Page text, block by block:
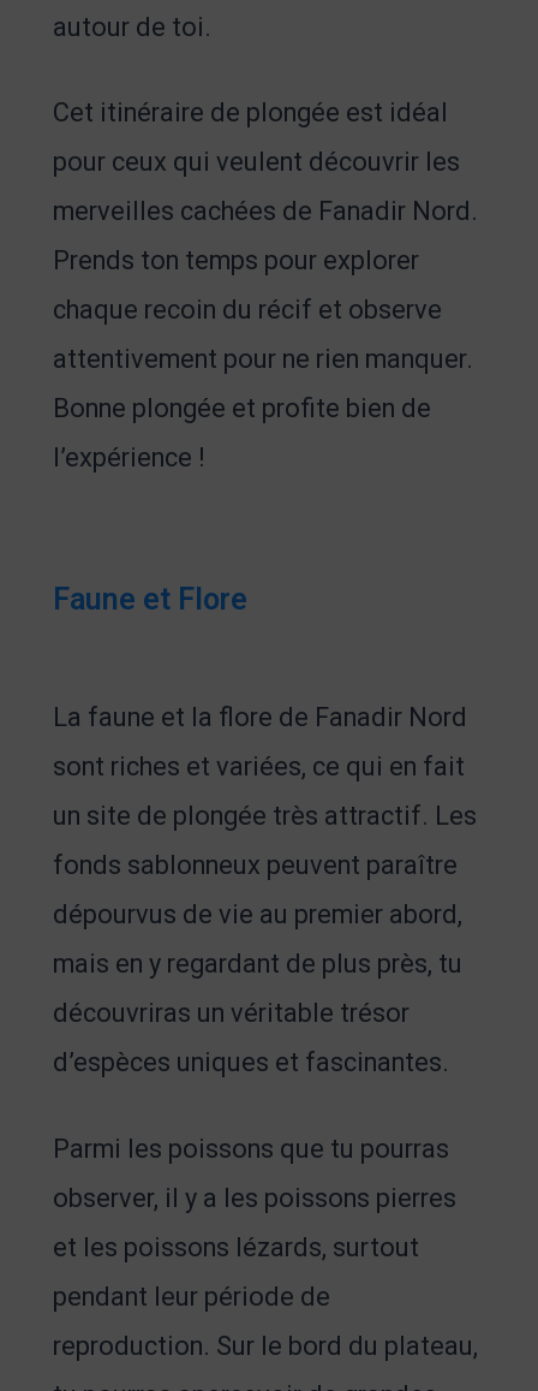
autour de toi.
Cet itinéraire de plongée est idéal
pour ceux qui veulent découvrir les
merveilles cachées de Fanadir Nord.
Prends ton temps pour explorer
chaque recoin du récif et observe
attentivement pour ne rien manquer.
Bonne plongée et profite bien de
l’expérience !
Faune et Flore
La faune et la flore de Fanadir Nord
sont riches et variées, ce qui en fait
un site de plongée très attractif. Les
fonds sablonneux peuvent paraître
dépourvus de vie au premier abord,
mais en y regardant de plus près, tu
découvriras un véritable trésor
d’espèces uniques et fascinantes.
Parmi les poissons que tu pourras
observer, il y a les poissons pierres
et les poissons lézards, surtout
pendant leur période de
reproduction. Sur le bord du plateau,